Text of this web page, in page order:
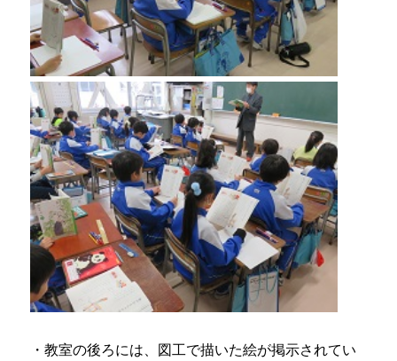
・教室の後ろには、図工で描いた絵が掲示されてい